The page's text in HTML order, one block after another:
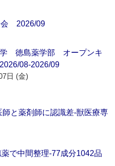
会 2026/09
学 徳島薬学部 オープンキ
08-2026/09
日 (金)
師と薬剤師に認識差‐獣医療専
で中間整理‐77成分1042品